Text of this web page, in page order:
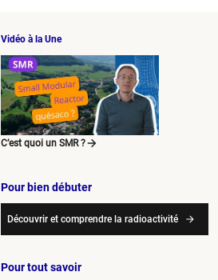
Vidéo à la Une
C’est quoi un SMR ?
Pour bien débuter
Découvrir et comprendre la radioactivité
Pour tout savoir